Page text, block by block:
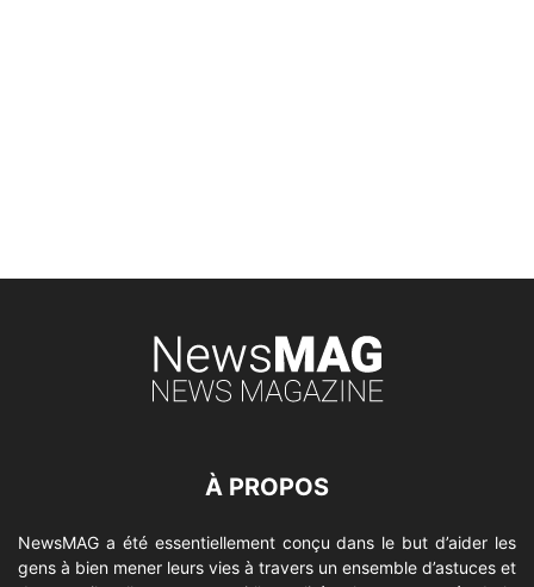
À PROPOS
NewsMAG a été essentiellement conçu dans le but d’aider les
gens à bien mener leurs vies à travers un ensemble d’astuces et